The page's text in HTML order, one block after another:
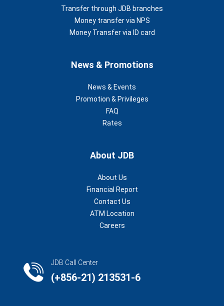
Transfer through JDB branches
Money transfer via NPS
Money Transfer via ID card
News & Promotions
News & Events
Promotion & Privileges
FAQ
Rates
About JDB
About Us
Financial Report
Contact Us
ATM Location
Careers
JDB Call Center
(+856-21) 213531-6